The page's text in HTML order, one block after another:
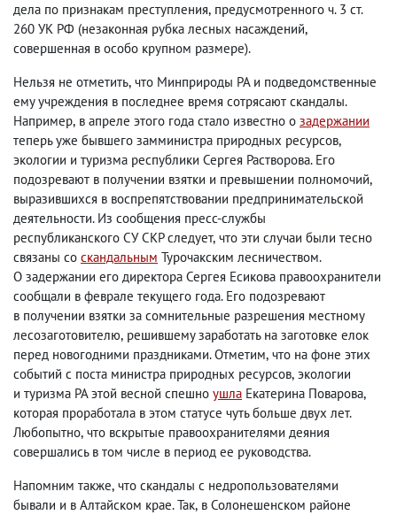
дела по признакам преступления, предусмотренного ч. 3 ст.
260 УК РФ (незаконная рубка лесных насаждений,
совершенная в особо крупном размере).
Нельзя не отметить, что Минприроды РА и подведомственные
ему учреждения в последнее время сотрясают скандалы.
Например, в апреле этого года стало известно о задержании
теперь уже бывшего замминистра природных ресурсов,
экологии и туризма республики Сергея Растворова. Его
подозревают в получении взятки и превышении полномочий,
выразившихся в воспрепятствовании предпринимательской
деятельности. Из сообщения пресс-службы
республиканского СУ СКР следует, что эти случаи были тесно
связаны со скандальным Турочакским лесничеством.
О задержании его директора Сергея Есикова правоохранители
сообщали в феврале текущего года. Его подозревают
в получении взятки за сомнительные разрешения местному
лесозаготовителю, решившему заработать на заготовке елок
перед новогодними праздниками. Отметим, что на фоне этих
событий с поста министра природных ресурсов, экологии
и туризма РА этой весной спешно ушла Екатерина Поварова,
которая проработала в этом статусе чуть больше двух лет.
Любопытно, что вскрытые правоохранителями деяния
совершались в том числе в период ее руководства.
Напомним также, что скандалы с недропользователями
бывали и в Алтайском крае. Так, в Солонешенском районе